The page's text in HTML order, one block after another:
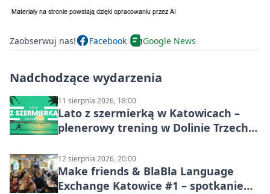
Zaobserwuj nas! Facebook Google News
Nadchodzące wydarzenia
11 sierpnia 2026, 18:00
Lato z szermierką w Katowicach –
plenerowy trening w Dolinie Trzech
12 sierpnia 2026, 20:00
Make friends & BlaBla Language
Exchange Katowice #1 – spotkanie